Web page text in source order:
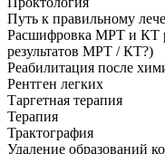
Путь к правильному
Расшифровка МРТ и КТ
результатов МРТ / КТ?)
Реабилитация после
Рентген легких
Таргетная терапия
Терапия
Трактография
Удаление образований